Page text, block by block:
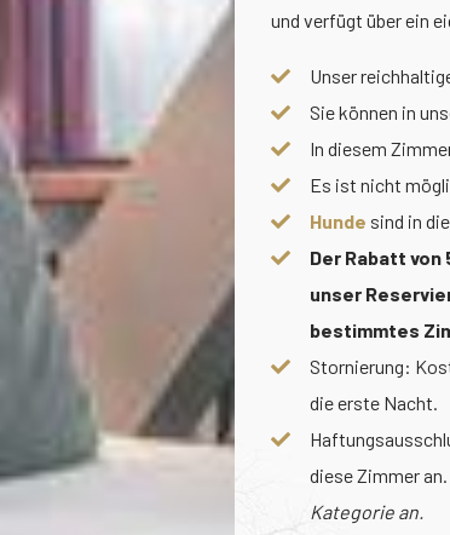
und verfügt über ein
Unser
Sie können in
In diesem
Es ist nicht
Hunde sind in
Der Rabatt
unser
bestimmtes
Stornierung:
die erste Nacht.
diese Zimmer an.
Kategorie an.